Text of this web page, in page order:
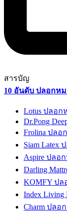
สารบัญ
10 อันดับ ปลอกห
Lotus ปลอก
Dr.Pong
Frolina ปลอ
Siam Latex
Aspire ปลอ
Darling
KOMFY ป
Index
Charm ปลอ